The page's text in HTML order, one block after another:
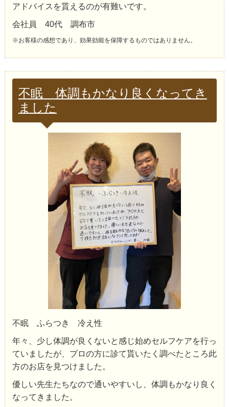
アドバイスを貰えるのが有難いです。
会社員 40代 調布市
※お客様の感想であり、効果効能を保障するものではありません。
不眠 体調もかなり良くなってき
ました
不眠 ふらつき 冷え性
年々、少し体調が良くないと感じ始めセルフケアを行っ
ていましたが、プロの方に診て貰いたく調べたところ此
方のお店を見つけました。
優しい先生たちなので通いやすいし、体調もかなり良く
なってきました。